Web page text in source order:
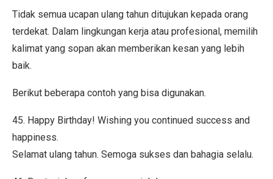
Tidak semua ucapan ulang tahun ditujukan kepada orang
terdekat. Dalam lingkungan kerja atau profesional, memilih
kalimat yang sopan akan memberikan kesan yang lebih
baik.
Berikut beberapa contoh yang bisa digunakan.
45. Happy Birthday! Wishing you continued success and
happiness.
Selamat ulang tahun. Semoga sukses dan bahagia selalu.